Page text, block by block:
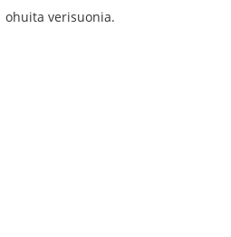
ohuita verisuonia.